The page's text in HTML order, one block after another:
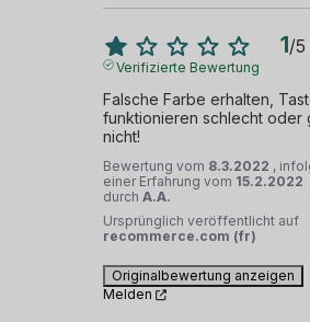
1/5
Verifizierte Bewertung
Falsche Farbe erhalten,
funktionieren schlecht oder
nicht!
Bewertung vom 8.3.2022 ,
einer Erfahrung vom 15.2.2022
durch A.A.
Ursprünglich veröffentlicht auf
recommerce.com (fr)
Originalbewertung anzeigen
Melden